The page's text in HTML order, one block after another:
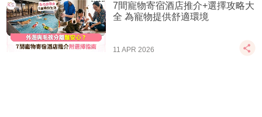
7間寵物寄宿酒店推介+選擇攻略大
全 為寵物提供舒適環境
11 APR 2026